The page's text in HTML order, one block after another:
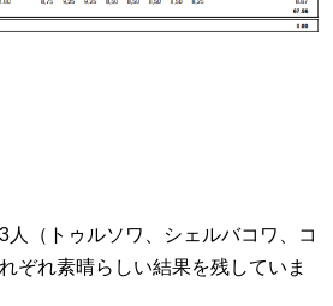
人（トゥルソワ、シェルバコワ、コ
ぞれ素晴らしい結果を残していま